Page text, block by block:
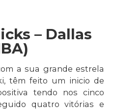
– Dallas
a sua grande estrela
têm feito um inicio de
tendo nos cinco
quatro vitórias e